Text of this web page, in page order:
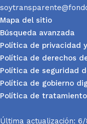
Mapa del sitio
Búsqueda avanzada
Política de privacidad
Política de derechos
Política de seguridad
Política de gobierno
Política de
Última actualización: